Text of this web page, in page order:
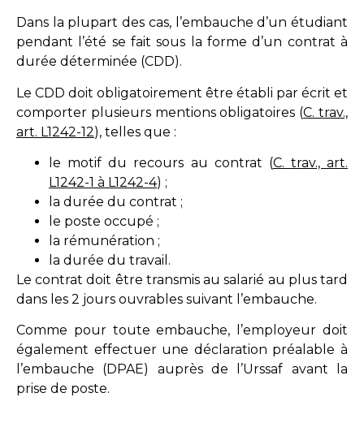
Dans la plupart des cas, l’embauche d’un étudiant
pendant l’été se fait sous la forme d’un contrat à
durée déterminée (CDD).
Le CDD doit obligatoirement être établi par écrit et
comporter plusieurs mentions obligatoires (C. trav.,
art. L1242-12), telles que :
le motif du recours au contrat (C. trav., art.
L1242-1 à L1242-4) ;
la durée du contrat ;
le poste occupé ;
la rémunération ;
la durée du travail.
Le contrat doit être transmis au salarié au plus tard
dans les 2 jours ouvrables suivant l’embauche.
Comme pour toute embauche, l’employeur doit
également effectuer une déclaration préalable à
l’embauche (DPAE) auprès de l’Urssaf avant la
prise de poste.